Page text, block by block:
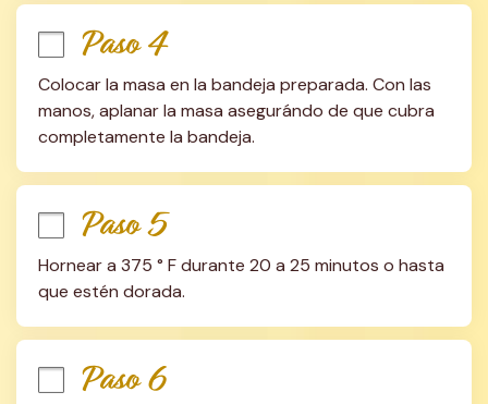
Paso 4
Colocar la masa en la bandeja preparada. Con las
manos, aplanar la masa asegurándo de que cubra
completamente la bandeja.
Paso 5
Hornear a 375 ° F durante 20 a 25 minutos o hasta
que estén dorada.
Paso 6